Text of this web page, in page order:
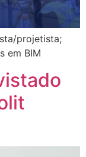
projetista;
em BIM